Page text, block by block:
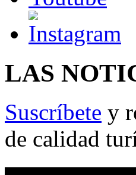
LAS
Suscríbete y
de calidad